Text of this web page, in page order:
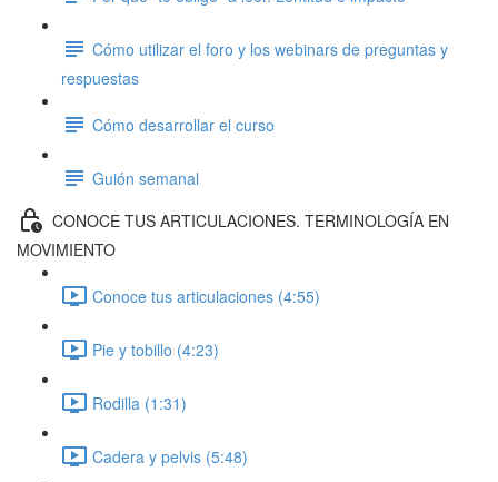
Cómo utilizar el foro y los webinars de preguntas y
respuestas
Cómo desarrollar el curso
Guión semanal
CONOCE TUS ARTICULACIONES. TERMINOLOGÍA EN
MOVIMIENTO
Conoce tus articulaciones (4:55)
Pie y tobillo (4:23)
Rodilla (1:31)
Cadera y pelvis (5:48)